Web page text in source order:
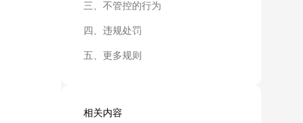
三、不管控的行为
四、违规处罚
五、更多规则
相关内容